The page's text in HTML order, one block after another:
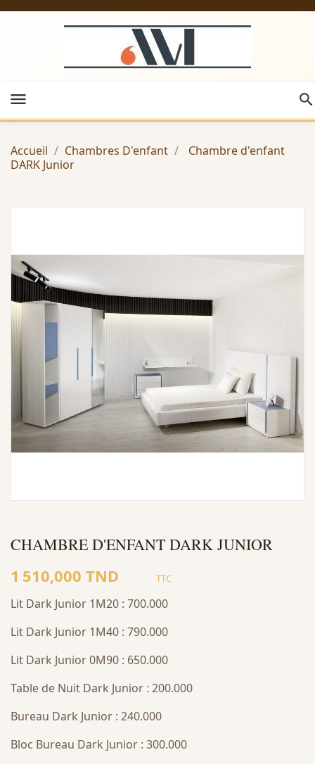
menu
Accueil Chambres D'enfant
Chambre d'enfant
DARK Junior
CHAMBRE D'ENFANT DARK JUNIOR
1 510,000 TND TTC
Lit Dark Junior 1M20 : 700.000
Lit Dark Junior 1M40 : 790.000
Lit Dark Junior 0M90 : 650.000
Table de Nuit Dark Junior : 200.000
Bureau Dark Junior : 240.000
Bloc Bureau Dark Junior : 300.000